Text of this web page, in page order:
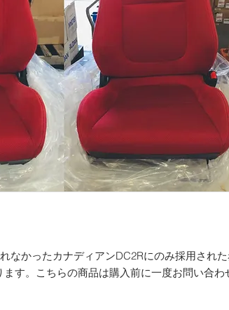
なかったカナディアンDC2Rにのみ採用され
す。こちらの商品は購入前に一度お問い合わ